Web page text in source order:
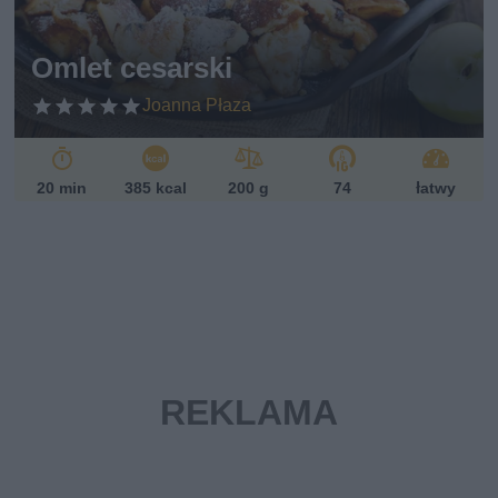
Omlet cesarski
Joanna Płaza
ań
20 min 385 kcal 200 g 74 łatwy